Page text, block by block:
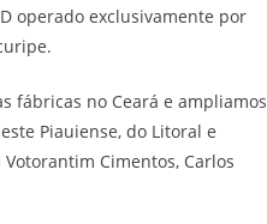
operado exclusivamente por
fábricas no Ceará e ampliamos
Piauiense, do Litoral e
Cimentos, Carlos